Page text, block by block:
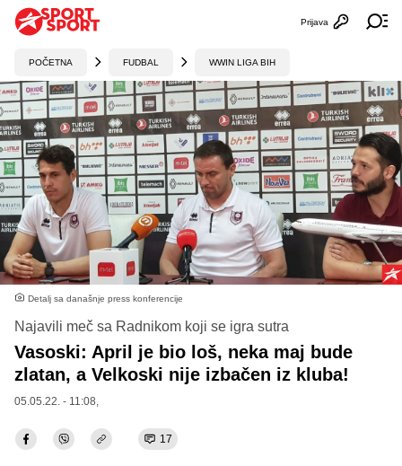
Otvori
Prijava
POČETNA FUDBAL WWIN LIGA BIH
Detalj sa današnje press konferencije
Najavili meč sa Radnikom koji se igra sutra
Vasoski: April je bio loš, neka maj bude
zlatan, a Velkoski nije izbačen iz kluba!
05.05.22. - 11:08,
17